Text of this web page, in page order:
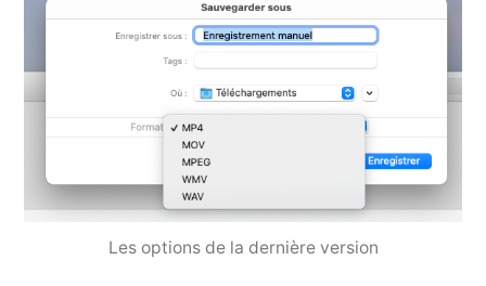
Les options de la dernière version